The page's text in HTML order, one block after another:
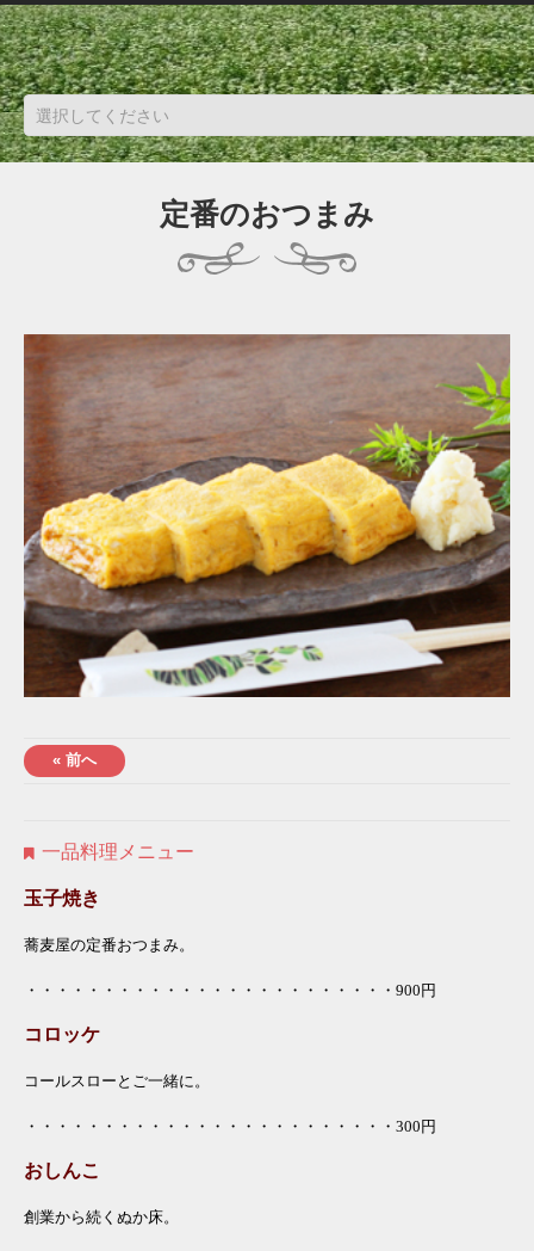
定番のおつまみ
« 前へ
一品料理メニュー
玉子焼き
蕎麦屋の定番おつまみ。
・・・・・・・・・・・・・・・・・・・・・・・・900円
コロッケ
コールスローとご一緒に。
・・・・・・・・・・・・・・・・・・・・・・・・300円
おしんこ
創業から続くぬか床。